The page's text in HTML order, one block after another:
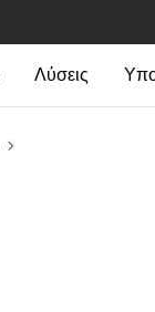
Λύσεις